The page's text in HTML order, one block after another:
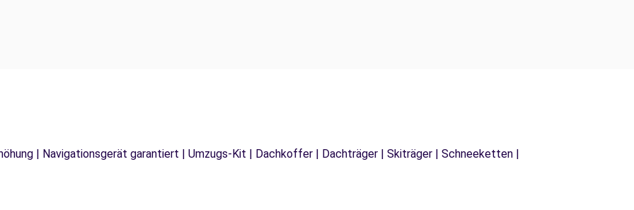
| Navigationsgerät garantiert | Umzugs-Kit | Dachkoffer | Dachträger | Skiträger | Schneeketten |